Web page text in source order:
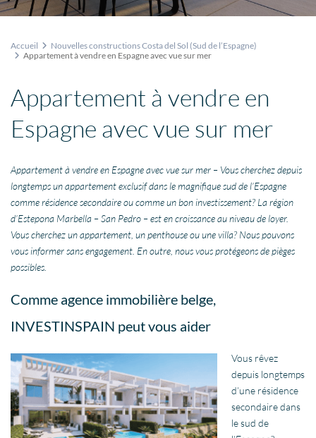
Accueil
Nouvelles constructions Costa del Sol (Sud de l’Espagne)
Appartement à vendre en Espagne avec vue sur mer
Appartement à vendre en
Espagne avec vue sur mer
Appartement à vendre en Espagne avec vue sur mer – Vous cherchez depuis
longtemps un appartement exclusif dans le magnifique sud de l’Espagne
comme résidence secondaire ou comme un bon investissement? La région
d’Estepona Marbella – San Pedro – est en croissance au niveau de loyer.
Vous cherchez un appartement, un penthouse ou une villa? Nous pouvons
vous informer sans engagement. En outre, nous vous protégeons de pièges
possibles.
Comme agence immobilière belge,
INVESTINSPAIN peut vous aider
Vous rêvez
depuis longtemps
d’une résidence
secondaire dans
le sud de